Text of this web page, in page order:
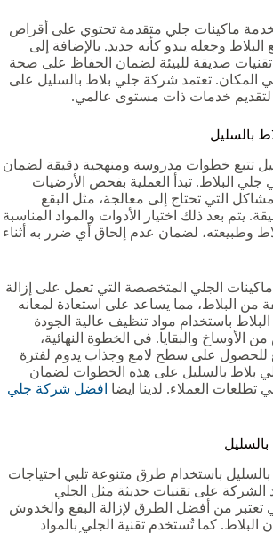
ماكينات جلي متقدمة تحتوي على أقراص
وجعله يبدو كأنه جديد. بالإضافة إلى
صديقة للبيئة لضمان الحفاظ على صحة
في المكان. تعتمد شركة جلي بلاط بالسليل على
لتقديم خدمات ذات مستوى عالمي.
بالسليل
تتبع خطوات مدروسة ومنهجية دقيقة لضمان
جلي البلاط. تبدأ العملية بفحص الأرضيات
التي تحتاج إلى معالجة، مثل البقع
يتم بعد ذلك اختيار الأدوات والمواد المناسبة
وطبيعته، لضمان عدم إلحاق أي ضرر به أثناء
الجلي المتخصصة التي تعمل على إزالة
من البلاط، مما يساعد على استعادة لمعانه
باستخدام مواد تنظيف عالية الجودة
الأوساخ والبقايا. في الخطوة النهائية،
للحصول على سطح لامع وجذاب يدوم لفترة
بلاط بالسليل على هذه الخطوات لضمان
تطلعات العملاء. لدينا ايضا افضل شركة جلي
باستخدام طرق متنوعة تلبي احتياجات
الشركة على تقنيات حديثة مثل الجلي
تعتبر من أفضل الطرق لإزالة البقع والخدوش
البلاط. كما تُستخدم تقنية الجلي بالمواد